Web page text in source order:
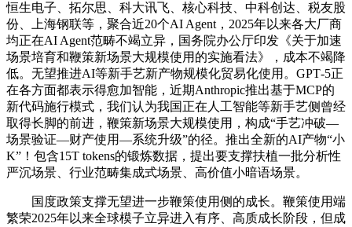
恒生电子、拓尔思、科大讯飞、核心科技、中科创达、税友股
份、上海钢联等，聚合近20个AI Agent，2025年以来各大厂商
均正在AI Agent范畴不竭立异，国务院办公厅印发《关于加速
场景培育和鞭策新场景大规模使用的实施看法》，成本不竭降
低。无望推进AI等新手艺新产物规模化贸易化使用。GPT‑5正
在各方面都表示得愈加智能，近期Anthropic推出基于MCP的
新代码施行模式，我们认为我国正在人工智能等新手艺侧曾经
取得长脚的前进，鞭策新场景大规模使用，构成“手艺冲破—
场景验证—财产使用—系统升级”的径。推出全新的AI产物“小
K”！包含15T tokens的锻炼数据，提出要支撑扶植一批分析性
严沉场景、行业范畴集成式场景、高价值小暗语场景。
国度政策支撑无望进一步鞭策使用侧的成长。鞭策使用端
繁荣2025年以来全球模子立异进入有序、高质成长阶段，但成